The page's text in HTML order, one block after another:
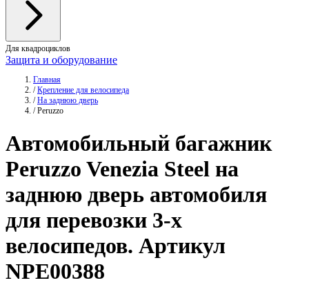
Для квадроциклов
Защита и оборудование
Главная
/ Крепление для велосипеда
/ На заднюю дверь
/ Peruzzo
Автомобильный багажник
Peruzzo Venezia Steel на
заднюю дверь автомобиля
для перевозки 3-х
велосипедов. Артикул
NPE00388